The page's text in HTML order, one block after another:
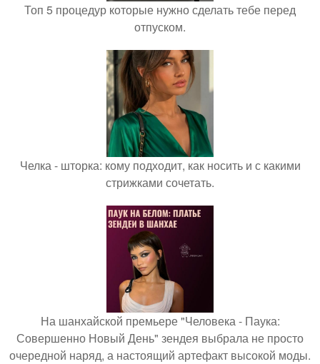
Топ 5 процедур которые нужно сделать тебе перед
отпуском.
Челка - шторка: кому подходит, как носить и с какими
стрижками сочетать.
На шанхайской премьере "Человека - Паука:
Совершенно Новый День" зендея выбрала не просто
очередной наряд, а настоящий артефакт высокой моды.